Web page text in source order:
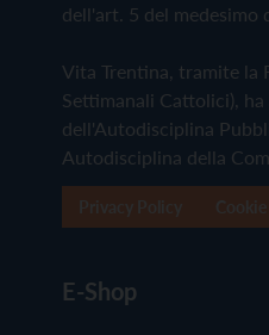
dell'art. 5 del medesimo
Vita Trentina, tramite la
Settimanali Cattolici),
dell'Autodisciplina
Autodisciplina della
E-Shop